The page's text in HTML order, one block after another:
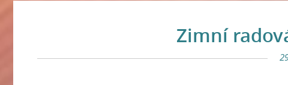
Zimní